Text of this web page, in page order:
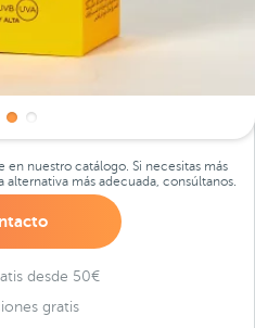
en nuestro catálogo. Si necesitas más
más adecuada, consúltanos.
desde 50€
gratis